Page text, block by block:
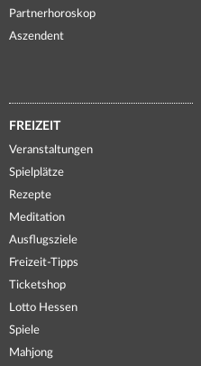
Partnerhoroskop
Aszendent
FREIZEIT
Veranstaltungen
Spielplätze
Rezepte
Meditation
Ausflugsziele
Freizeit-Tipps
Ticketshop
Lotto Hessen
Spiele
Mahjong